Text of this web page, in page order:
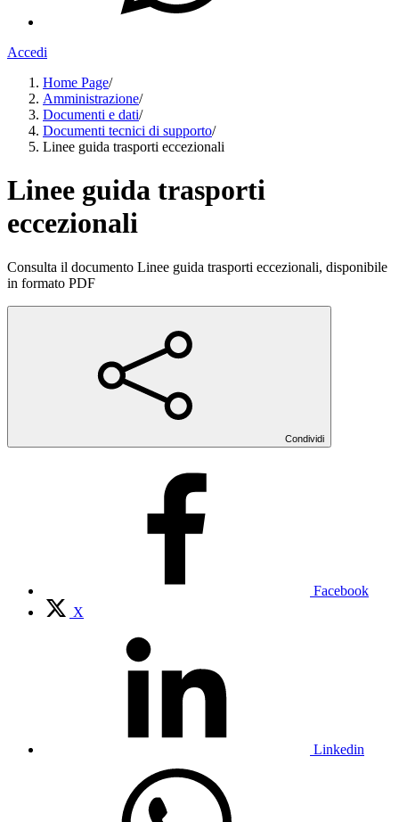
Accedi
Home Page/
Amministrazione/
Documenti e dati/
Documenti tecnici di supporto/
Linee guida trasporti eccezionali
Linee guida trasporti
eccezionali
Consulta il documento Linee guida trasporti eccezionali, disponibile
in formato PDF
Condividi
Facebook
X
Linkedin